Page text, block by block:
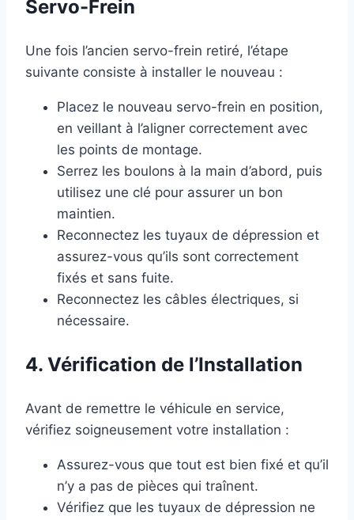
Servo-Frein
Une fois l’ancien servo-frein retiré, l’étape
suivante consiste à installer le nouveau :
Placez le nouveau servo-frein en position,
en veillant à l’aligner correctement avec
les points de montage.
Serrez les boulons à la main d’abord, puis
utilisez une clé pour assurer un bon
maintien.
Reconnectez les tuyaux de dépression et
assurez-vous qu’ils sont correctement
fixés et sans fuite.
Reconnectez les câbles électriques, si
nécessaire.
4. Vérification de l’Installation
Avant de remettre le véhicule en service,
vérifiez soigneusement votre installation :
Assurez-vous que tout est bien fixé et qu’il
n’y a pas de pièces qui traînent.
Vérifiez que les tuyaux de dépression ne